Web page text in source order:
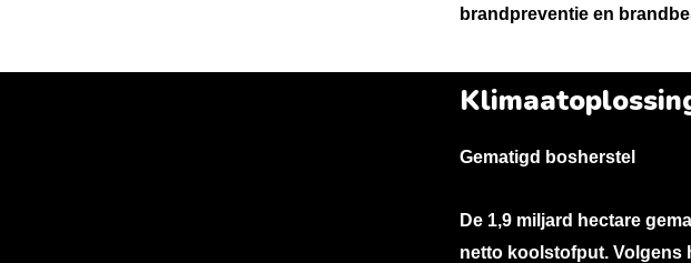
brandpreventie en
Gematigd bosherstel
De 1,9 miljard hectare
netto koolstofput. Volgens